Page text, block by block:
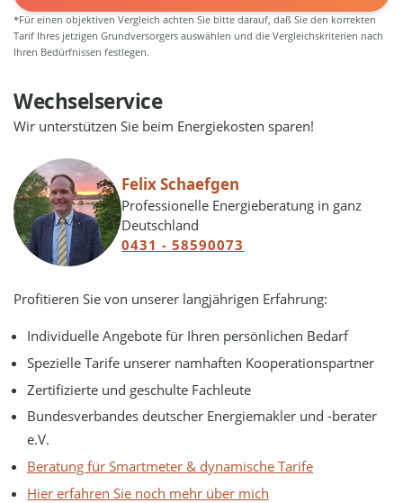
*Für einen objektiven Vergleich achten Sie bitte darauf, daß Sie den korrekten
Tarif Ihres jetzigen Grundversorgers auswählen und die Vergleichskriterien nach
Ihren Bedürfnissen festlegen.
Wechselservice
Wir unterstützen Sie beim Energiekosten sparen!
Felix Schaefgen
Professionelle Energieberatung in ganz
Deutschland
0431 - 58590073
Profitieren Sie von unserer langjährigen Erfahrung:
Individuelle Angebote für Ihren persönlichen Bedarf
Spezielle Tarife unserer namhaften Kooperationspartner
Zertifizierte und geschulte Fachleute
Bundesverbandes deutscher Energiemakler und -berater
e.V.
Beratung für Smartmeter & dynamische Tarife
Hier erfahren Sie noch mehr über mich